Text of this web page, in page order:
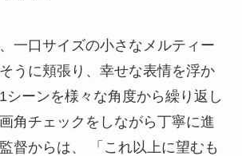
一口サイズの小さなメルティー
うに頬張り、幸せな表情を浮か
シーンを様々な角度から繰り返し
角チェックをしながら丁寧に進
督からは、 「これ以上に望むも